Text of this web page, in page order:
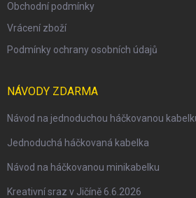
Obchodní podmínky
Vrácení zboží
Podmínky ochrany osobních údajů
NÁVODY ZDARMA
Návod na jednoduchou háčkovanou
Jednoduchá háčkovaná kabelka
Návod na háčkovanou minikabelku
Kreativní sraz v Jičíně 6.6.2026